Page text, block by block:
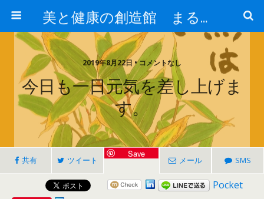
美と健康の創造館 まるとみ薬品 ぐんまの薬屋 芳さんのブログ
2019年8月22日 • コメントなし
今日も一日元気を差し上げま
す。
共有 ツイート
Save
メール SMS
Pocket